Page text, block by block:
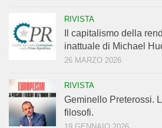
RIVISTA
Il capitalismo della
inattuale di Michael
26 MARZO 2026
RIVISTA
Geminello Preterossi.
filosofi.